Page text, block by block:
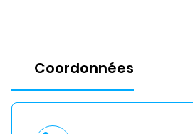
Coordonnées